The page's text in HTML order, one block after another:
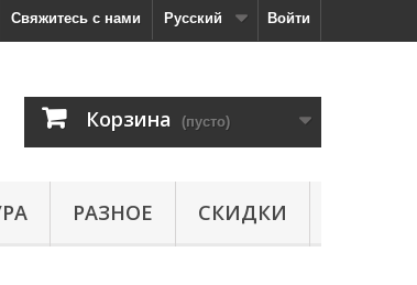
Войти
Русский
Свяжитесь с нами
Корзина (пусто)
РАЗНОЕ СКИДКИ